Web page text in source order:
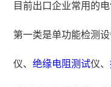
目前出口企业常用的
第一类是单功能检测
仪、绝缘电阻测试仪、